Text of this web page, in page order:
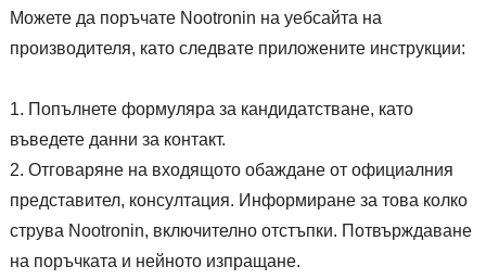
Можете да поръчате Nootronin на уебсайта на
производителя, като следвате приложените инструкции:
Попълнете формуляра за кандидатстване, като
въведете данни за контакт.
Отговаряне на входящото обаждане от официалния
представител, консултация. Информиране за това колко
струва Nootronin, включително отстъпки. Потвърждаване
на поръчката и нейното изпращане.